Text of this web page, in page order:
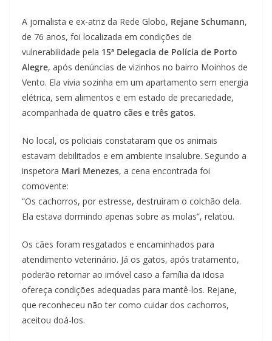
A jornalista e ex-atriz da Rede Globo, Rejane Schumann,
de 76 anos, foi localizada em condições de
vulnerabilidade pela 15ª Delegacia de Polícia de Porto
Alegre, após denúncias de vizinhos no bairro Moinhos de
Vento. Ela vivia sozinha em um apartamento sem energia
elétrica, sem alimentos e em estado de precariedade,
acompanhada de quatro cães e três gatos.
No local, os policiais constataram que os animais
estavam debilitados e em ambiente insalubre. Segundo a
inspetora Mari Menezes, a cena encontrada foi
comovente:
“Os cachorros, por estresse, destruíram o colchão dela.
Ela estava dormindo apenas sobre as molas”, relatou.
Os cães foram resgatados e encaminhados para
atendimento veterinário. Já os gatos, após tratamento,
poderão retornar ao imóvel caso a família da idosa
ofereça condições adequadas para mantê-los. Rejane,
que reconheceu não ter como cuidar dos cachorros,
aceitou doá-los.